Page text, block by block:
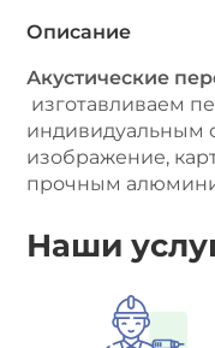
Описание
Акустические
изготавливаем
индивидуальным
изображение,
прочным
Наши